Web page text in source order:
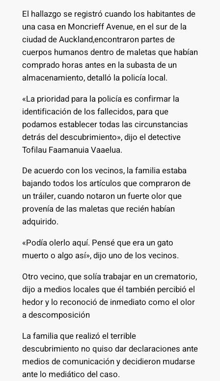
El hallazgo se registró cuando los habitantes de
una casa en Moncrieff Avenue, en el sur de la
ciudad de Auckland,encontraron partes de
cuerpos humanos dentro de maletas que habían
comprado horas antes en la subasta de un
almacenamiento, detalló la policía local.
«La prioridad para la policía es confirmar la
identificación de los fallecidos, para que
podamos establecer todas las circunstancias
detrás del descubrimiento», dijo el detective
Tofilau Faamanuia Vaaelua.
De acuerdo con los vecinos, la familia estaba
bajando todos los artículos que compraron de
un tráiler, cuando notaron un fuerte olor que
provenía de las maletas que recién habían
adquirido.
«Podía olerlo aquí. Pensé que era un gato
muerto o algo así», dijo uno de los vecinos.
Otro vecino, que solía trabajar en un crematorio,
dijo a medios locales que él también percibió el
hedor y lo reconoció de inmediato como el olor
a descomposición
La familia que realizó el terrible
descubrimiento no quiso dar declaraciones ante
medios de comunicación y decidieron mudarse
ante lo mediático del caso.